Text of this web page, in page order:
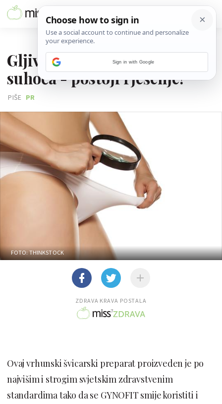
Gljivične infekcije i vaginalna
suhoća - postoji rješenje!
PIŠE PR
FOTO: THINKSTOCK
ZDRAVA KRAVA POSTALA
Ovaj vrhunski švicarski preparat proizveden je po
najvišim i strogim svjetskim zdravstvenim
standardima tako da se GYNOFIT smije koristiti i
Sign in with Google